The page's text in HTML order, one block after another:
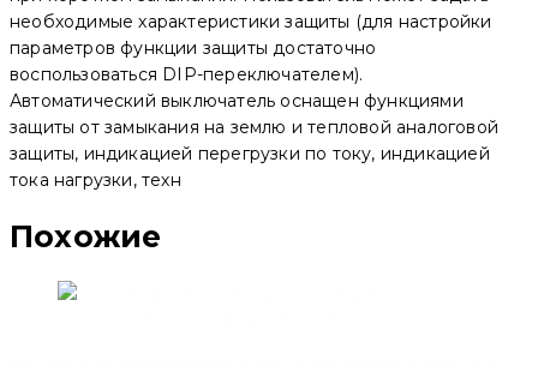
необходимые характеристики защиты (для настройки
параметров функции защиты достаточно
воспользоваться DIP-переключателем).
Автоматический выключатель оснащен функциями
защиты от замыкания на землю и тепловой аналоговой
защиты, индикацией перегрузки по току, индикацией
тока нагрузки, техн
Похожие